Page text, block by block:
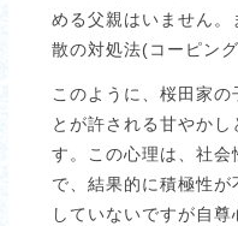
める父親はいません
散の対処法(コーピン
このように、桜田家の
とが許される甘やかし
す。この心理は、社
で、結果的に積極性
していないですが自